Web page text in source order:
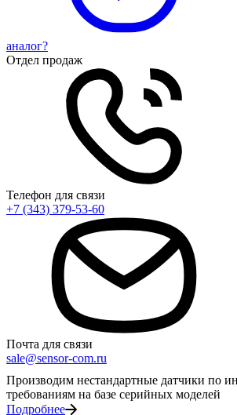
аналог?
Отдел продаж
Телефон для связи
+7 (343) 379-53-60
Почта для связи
sale@sensor-com.ru
Производим нестандартные датчики по
требованиям на базе серийных моделей
Подробнее